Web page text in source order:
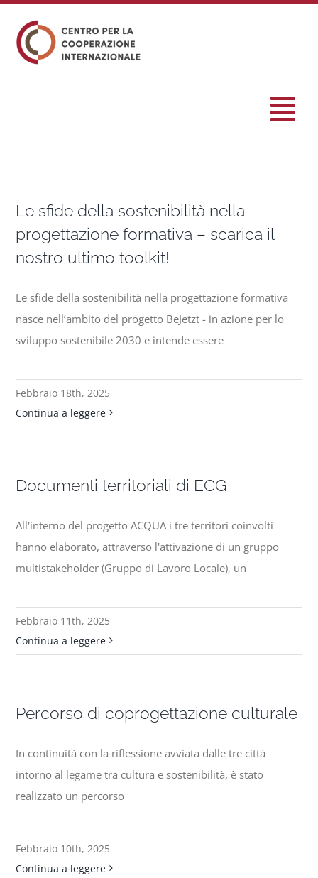
contenuto
formazione
Eventi
Servizi
In rete con
Chi siamo
Le sfide della sostenibilità nella
progettazione formativa – scarica il
nostro ultimo toolkit!
Le sfide della sostenibilità nella progettazione formativa
nasce nell’ambito del progetto BeJetzt - in azione per lo
sviluppo sostenibile 2030 e intende essere
Febbraio 18th, 2025
Continua a leggere
Documenti territoriali di ECG
All'interno del progetto ACQUA i tre territori coinvolti
hanno elaborato, attraverso l'attivazione di un gruppo
multistakeholder (Gruppo di Lavoro Locale), un
Febbraio 11th, 2025
Continua a leggere
Percorso di coprogettazione culturale
In continuità con la riflessione avviata dalle tre città
intorno al legame tra cultura e sostenibilità, è stato
realizzato un percorso
Febbraio 10th, 2025
Continua a leggere